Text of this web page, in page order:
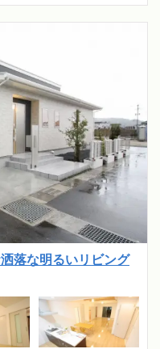
落な明るいリビング